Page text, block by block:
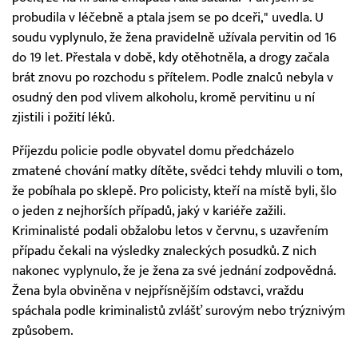
probudila v léčebně a ptala jsem se po dceři," uvedla. U
soudu vyplynulo, že žena pravidelně užívala pervitin od 16
do 19 let. Přestala v době, kdy otěhotněla, a drogy začala
brát znovu po rozchodu s přítelem. Podle znalců nebyla v
osudný den pod vlivem alkoholu, kromě pervitinu u ní
zjistili i požití léků.
Příjezdu policie podle obyvatel domu předcházelo
zmatené chování matky dítěte, svědci tehdy mluvili o tom,
že pobíhala po sklepě. Pro policisty, kteří na místě byli, šlo
o jeden z nejhorších případů, jaký v kariéře zažili.
Kriminalisté podali obžalobu letos v červnu, s uzavřením
případu čekali na výsledky znaleckých posudků. Z nich
nakonec vyplynulo, že je žena za své jednání zodpovědná.
Žena byla obviněna v nejpřísnějším odstavci, vraždu
spáchala podle kriminalistů zvlášť surovým nebo trýznivým
způsobem.